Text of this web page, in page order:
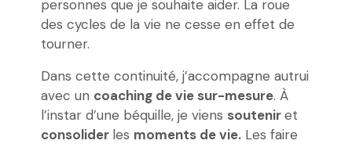
personnes que je souhaite aider. La roue
des cycles de la vie ne cesse en effet de
tourner.
Dans cette continuité, j’accompagne autrui
avec un coaching de vie sur-mesure. À
l’instar d’une béquille, je viens souteniret
consolider les moments de vie. Les faire